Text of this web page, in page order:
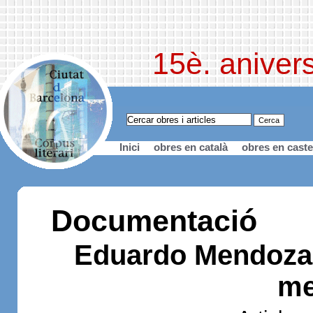
15è.
Inici obres en català obres en
Documentació
Eduardo